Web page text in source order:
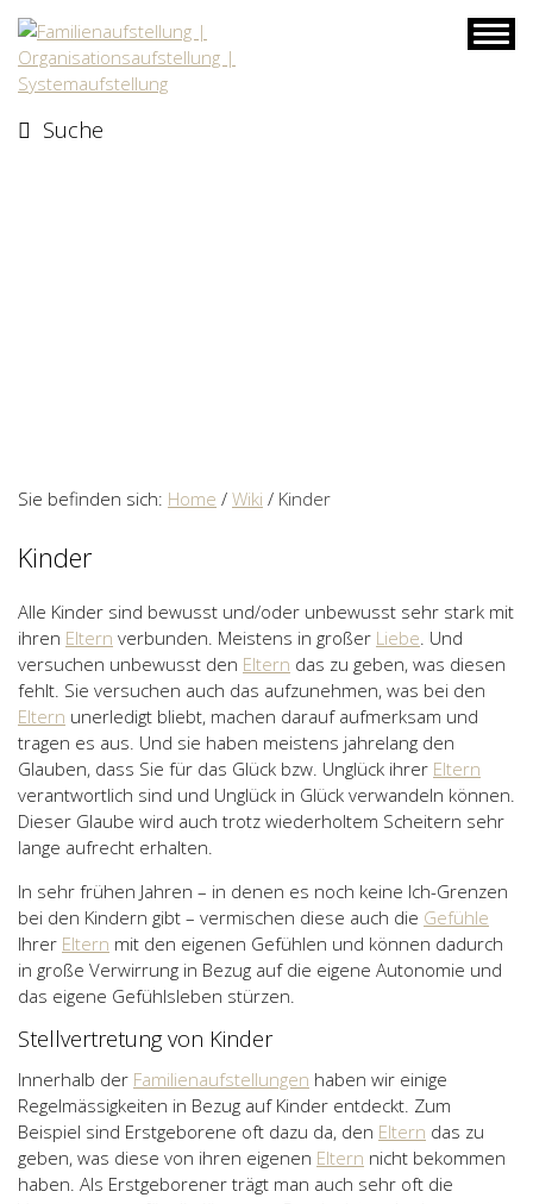
Skip
content
Suche
Sie befinden sich: Home / Wiki / Kinder
Kinder
Alle Kinder sind bewusst und/oder unbewusst sehr stark mit
ihren Eltern verbunden. Meistens in großer Liebe. Und
versuchen unbewusst den Eltern das zu geben, was diesen
fehlt. Sie versuchen auch das aufzunehmen, was bei den
Eltern unerledigt bliebt, machen darauf aufmerksam und
tragen es aus. Und sie haben meistens jahrelang den
Glauben, dass Sie für das Glück bzw. Unglück ihrer Eltern
verantwortlich sind und Unglück in Glück verwandeln können.
Dieser Glaube wird auch trotz wiederholtem Scheitern sehr
lange aufrecht erhalten.
In sehr frühen Jahren – in denen es noch keine Ich-Grenzen
bei den Kindern gibt – vermischen diese auch die Gefühle
Ihrer Eltern mit den eigenen Gefühlen und können dadurch
in große Verwirrung in Bezug auf die eigene Autonomie und
das eigene Gefühlsleben stürzen.
Stellvertretung von Kinder
Innerhalb der Familienaufstellungen haben wir einige
Regelmässigkeiten in Bezug auf Kinder entdeckt. Zum
Beispiel sind Erstgeborene oft dazu da, den Eltern das zu
geben, was diese von ihren eigenen Eltern nicht bekommen
haben. Als Erstgeborener trägt man auch sehr oft die